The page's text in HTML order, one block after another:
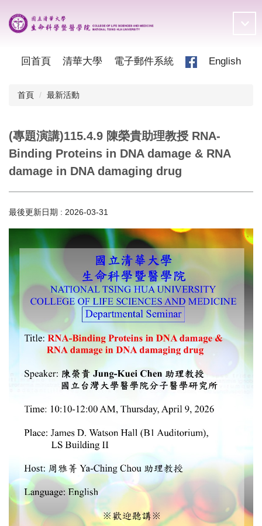
到
主
回首頁 清華大學 電子郵件系統 English
首頁 最新活動
(專題演講)115.4.9 陳榮貴助理教授 RNA-
Binding Proteins in DNA damage & RNA
damage in DNA damaging drug
最後更新日期 : 2026-03-31